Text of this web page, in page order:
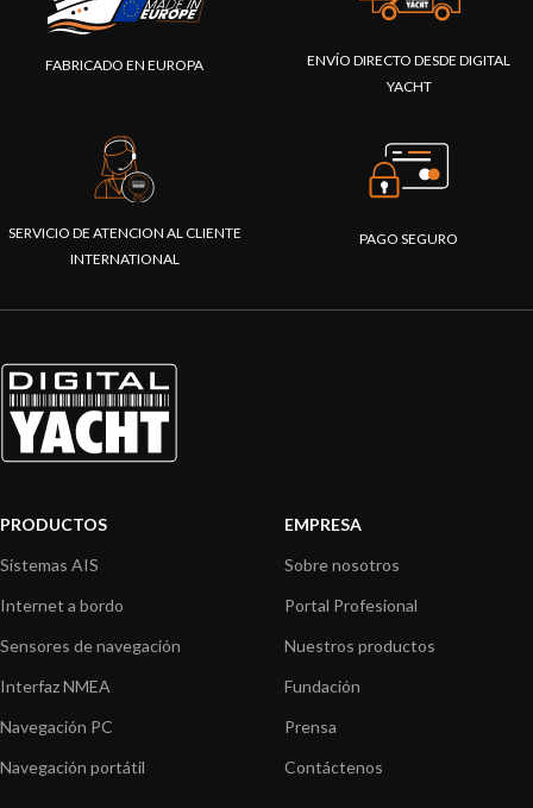
FABRICADO EN EUROPA
ENVÍO DIRECTO DESDE DIGITAL
YACHT
SERVICIO DE ATENCION AL CLIENTE
INTERNATIONAL
PAGO SEGURO
PRODUCTOS
Sistemas AIS
Internet a bordo
Sensores de navegación
Interfaz NMEA
Navegación PC
Navegación portátil
EMPRESA
Sobre nosotros
Portal Profesional
Nuestros productos
Fundación
Prensa
Contáctenos